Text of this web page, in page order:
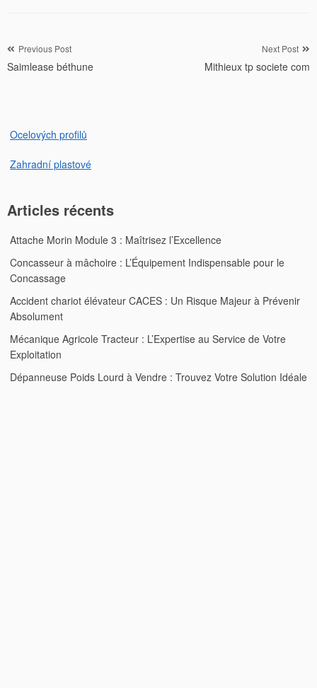
Navigation
de
Previous Post
Saimlease béthune
Next Post
Mithieux tp societe com
Ocelových profilů
Zahradní plastové
Articles récents
Attache Morin Module 3 : Maîtrisez l’Excellence
Concasseur à mâchoire : L’Équipement Indispensable pour le
Concassage
Accident chariot élévateur CACES : Un Risque Majeur à Prévenir
Absolument
Mécanique Agricole Tracteur : L’Expertise au Service de Votre
Exploitation
Dépanneuse Poids Lourd à Vendre : Trouvez Votre Solution Idéale